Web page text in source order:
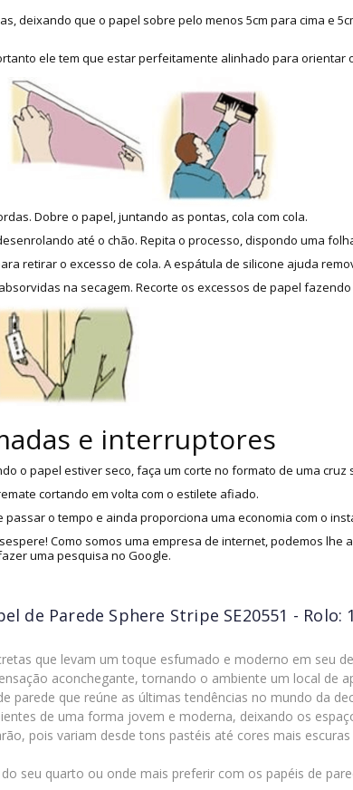
deixando que o papel sobre pelo menos 5cm para cima e
ele tem que estar perfeitamente alinhado para orientar
Dobre o papel, juntando as pontas, cola com cola.
até o chão. Repita o processo, dispondo uma
retirar o excesso de cola. A espátula de silicone ajuda
na secagem. Recorte os excessos de papel
e interruptores
o papel estiver seco, faça um corte no formato de uma
cortando em volta com o estilete afiado.
o tempo e ainda proporciona uma economia com o
Como somos uma empresa de internet, podemos
uma pesquisa no Google.
de Parede Sphere Stripe SE20551 - Rolo:
que levam um toque esfumado e moderno em seu
aconchegante, tornando o ambiente um local de
parede que reúne as últimas tendências no mundo da
de uma forma jovem e moderna, deixando os
pois variam desde tons pastéis até cores mais
seu quarto ou onde mais preferir com os papéis de